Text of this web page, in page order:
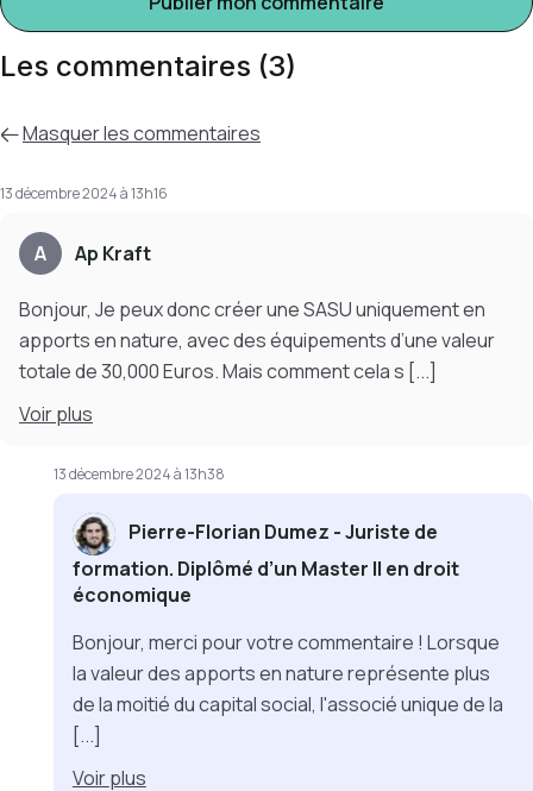
Les commentaires (3)
Masquerles commentaires
13 décembre 2024 à 13h16
A Ap Kraft
Bonjour, Je peux donc créer une SASU uniquement en
apports en nature, avec des équipements d’une valeur
totale de 30,000 Euros. Mais comment cela s [...]
Voirplus
13 décembre 2024 à 13h38
Pierre-Florian Dumez - Juriste de
formation. Diplômé d’un Master II en droit
économique
Bonjour, merci pour votre commentaire ! Lorsque
la valeur des apports en nature représente plus
de la moitié du capital social, l'associé unique de la
[...]
Voirplus